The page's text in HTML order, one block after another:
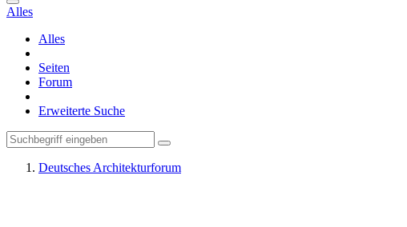
Alles
Alles
Seiten
Forum
Erweiterte Suche
Deutsches Architekturforum